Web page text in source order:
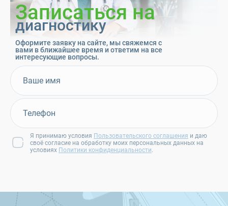
Записаться на
диагностику
Оформите заявку на сайте, мы свяжемся с
вами в ближайшее время и ответим на все
интересующие вопросы.
Я принимаю условия Пользовательского соглашения и даю
своё согласие на обработку моих персональных данных на
условиях Политики конфиденциальности.